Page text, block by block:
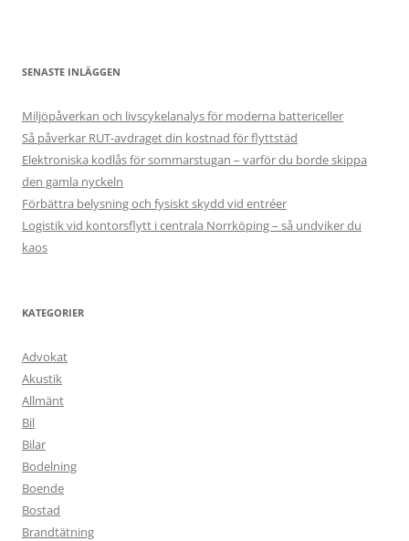
SENASTE INLÄGGEN
Miljöpåverkan och livscykelanalys för moderna battericeller
Så påverkar RUT-avdraget din kostnad för flyttstäd
Elektroniska kodlås för sommarstugan – varför du borde skippa
den gamla nyckeln
Förbättra belysning och fysiskt skydd vid entréer
Logistik vid kontorsflytt i centrala Norrköping – så undviker du
kaos
KATEGORIER
Advokat
Akustik
Allmänt
Bil
Bilar
Bodelning
Boende
Bostad
Brandtätning